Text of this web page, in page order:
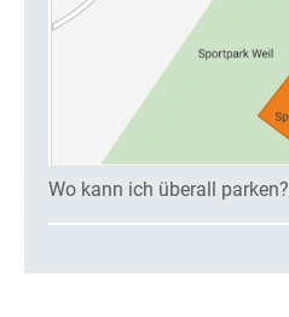
Wo kann ich überall parken?